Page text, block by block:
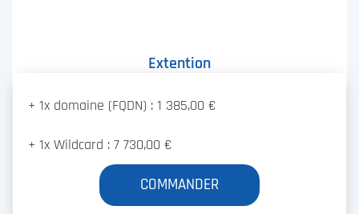
Extention
+ 1x domaine (FQDN) : 1 385,00 €
+ 1x Wildcard : 7 730,00 €
COMMANDER